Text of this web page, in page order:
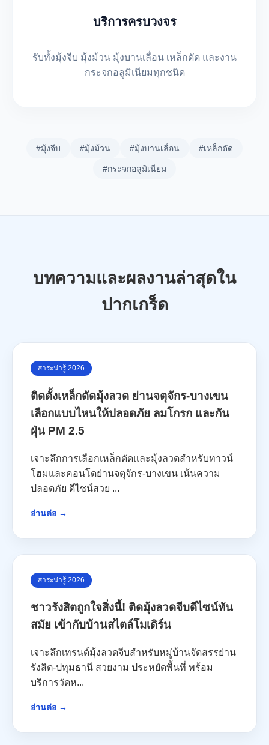
บริการครบวงจร
รับทั้งมุ้งจีบ มุ้งม้วน มุ้งบานเลื่อน เหล็กดัด และงาน
กระจกอลูมิเนียมทุกชนิด
#มุ้งจีบ #มุ้งม้วน #มุ้งบานเลื่อน #เหล็กดัด
#กระจกอลูมิเนียม
บทความและผลงานล่าสุดใน
ปากเกร็ด
สาระน่ารู้ 2026
ติดตั้งเหล็กดัดมุ้งลวด ย่านจตุจักร-บางเขน
เลือกแบบไหนให้ปลอดภัย ลมโกรก และกัน
ฝุ่น PM 2.5
เจาะลึกการเลือกเหล็กดัดและมุ้งลวดสำหรับทาวน์
โฮมและคอนโดย่านจตุจักร-บางเขน เน้นความ
ปลอดภัย ดีไซน์สวย ...
อ่านต่อ →
สาระน่ารู้ 2026
ชาวรังสิตถูกใจสิ่งนี้! ติดมุ้งลวดจีบดีไซน์ทัน
สมัย เข้ากับบ้านสไตล์โมเดิร์น
เจาะลึกเทรนด์มุ้งลวดจีบสำหรับหมู่บ้านจัดสรรย่าน
รังสิต-ปทุมธานี สวยงาม ประหยัดพื้นที่ พร้อม
บริการวัดห...
อ่านต่อ →